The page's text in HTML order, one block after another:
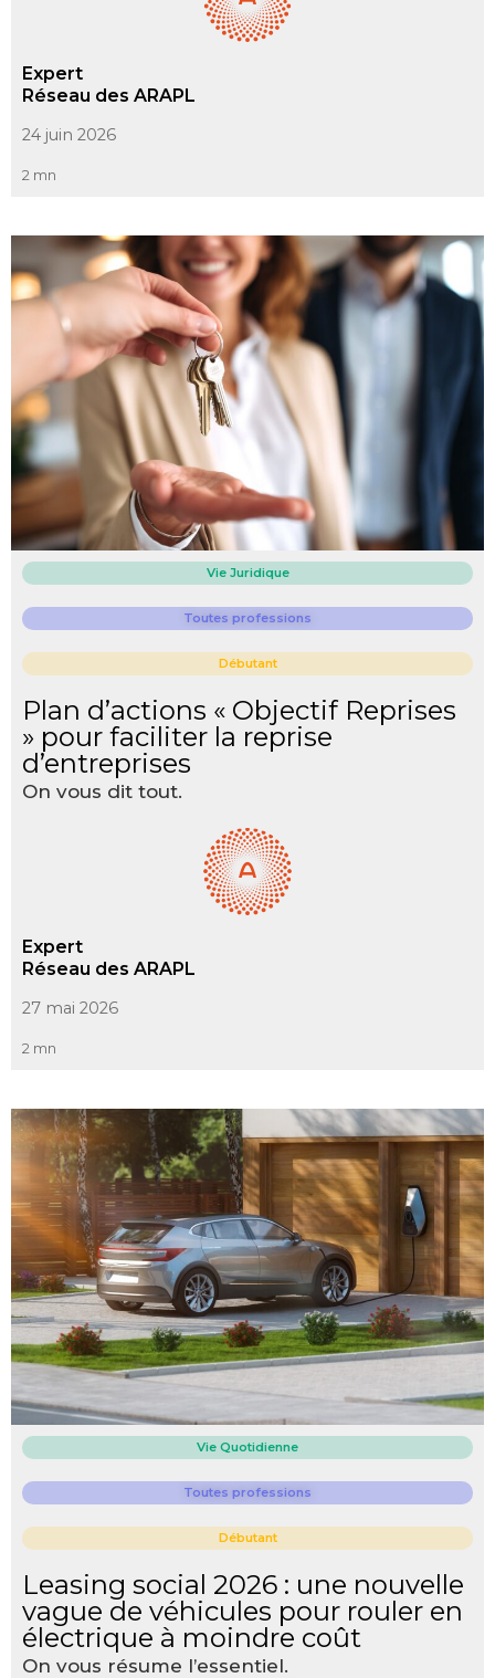
Expert
Réseau des ARAPL
24 juin 2026
2 mn
Vie Juridique
Toutes professions
Débutant
Plan d’actions « Objectif Reprises
» pour faciliter la reprise
d’entreprises
On vous dit tout.
Expert
Réseau des ARAPL
27 mai 2026
2 mn
Vie Quotidienne
Toutes professions
Débutant
Leasing social 2026 : une nouvelle
vague de véhicules pour rouler en
électrique à moindre coût
On vous résume l’essentiel.